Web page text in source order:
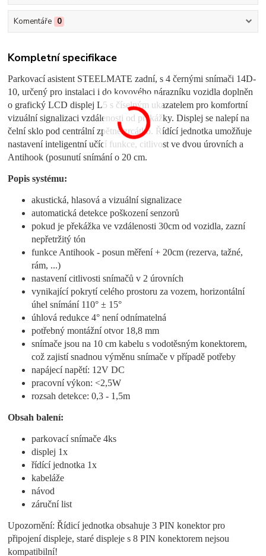
Komentáře 0
Kompletní specifikace
Parkovací asistent STEELMATE zadní, s 4 černými snímači 14D-
10, určený pro instalaci i do kovového nárazníku vozidla doplněn
o grafický LCD displej L5 s číselným ukazatelem pro komfortní
vizuální signalizaci vzdálenosti od překážky. Displej se nalepí na
čelní sklo pod centrální zpětné zrcátko. Řídící jednotka umožňuje
nastavení inteligentní učící funkce, citlivost ve dvou úrovních a
Antihook (posunutí snímání o 20 cm.
Popis systému:
akustická, hlasová a vizuální signalizace
automatická detekce poškození senzorů
pokud je překážka ve vzdálenosti 30cm od vozidla, zazní
nepřetržitý tón
funkce Antihook - posun měření + 20cm (rezerva, tažné,
rám, ...)
nastavení citlivosti snímačů v 2 úrovních
vynikající pokrytí celého prostoru za vozem, horizontální
úhel snímání 110° ± 15°
úhlová redukce 4° není odnímatelná
potřebný montážní otvor 18,8 mm
snímače jsou na 10 cm kabelu s vodotěsným konektorem,
což zajistí snadnou výměnu snímače v případě potřeby
napájecí napětí: 12V DC
pracovní výkon: <2,5W
rozsah detekce: 0,3 - 1,5m
Obsah balení:
parkovací snímače 4ks
displej 1x
řídící jednotka 1x
kabeláže
návod
záruční list
Upozornění: Řídicí jednotka obsahuje 3 PIN konektor pro
připojení displeje, staré displeje s 8 PIN konektorem nejsou
kompatibilní!